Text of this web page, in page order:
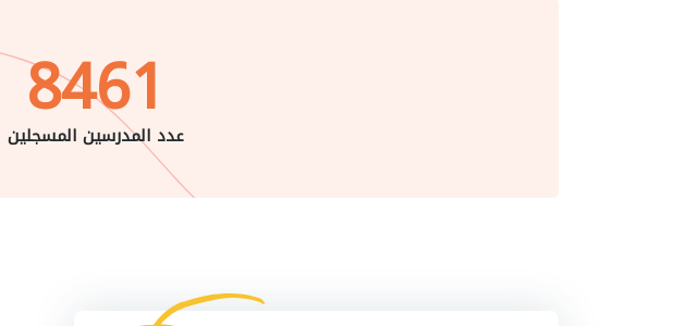
8461
عدد المدرسين المسجلين